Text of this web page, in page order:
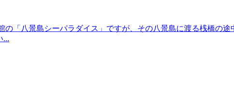
「八景島シーパラダイス」ですが、その八景島に渡る桟橋の
...